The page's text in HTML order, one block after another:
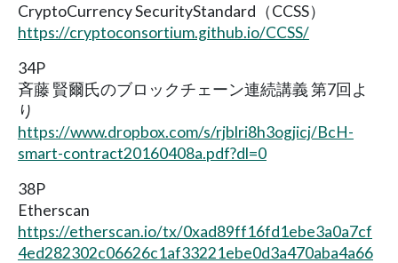
CryptoCurrency SecurityStandard（CCSS）
https://cryptoconsortium.github.io/CCSS/
34P
斉藤 賢爾氏のブロックチェーン連続講義 第7回よ
り
https://www.dropbox.com/s/rjblri8h3ogjicj/BcH-
smart-contract20160408a.pdf?dl=0
38P
Etherscan
https://etherscan.io/tx/0xad89ff16fd1ebe3a0a7cf
4ed282302c06626c1af33221ebe0d3a470aba4a66